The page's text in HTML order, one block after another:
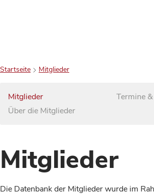
Startseite Mitglieder
Mitglieder
Über die Mitglieder
Termine
Mitglieder
Die Datenbank der Mitglieder wurde im